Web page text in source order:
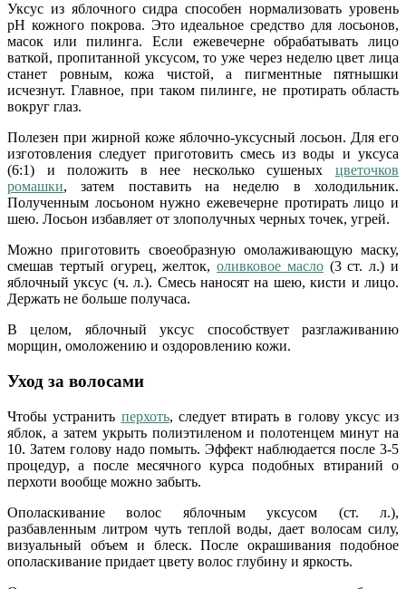
Уксус из яблочного сидра способен нормализовать уровень
рН кожного покрова. Это идеальное средство для лосьонов,
масок или пилинга. Если ежевечерне обрабатывать лицо
ваткой, пропитанной уксусом, то уже через неделю цвет лица
станет ровным, кожа чистой, а пигментные пятнышки
исчезнут. Главное, при таком пилинге, не протирать область
вокруг глаз.
Полезен при жирной коже яблочно-уксусный лосьон. Для его
изготовления следует приготовить смесь из воды и уксуса
(6:1) и положить в нее несколько сушеных цветочков
ромашки, затем поставить на неделю в холодильник.
Полученным лосьоном нужно ежевечерне протирать лицо и
шею. Лосьон избавляет от злополучных черных точек, угрей.
Можно приготовить своеобразную омолаживающую маску,
смешав тертый огурец, желток,оливковое масло(3 ст. л.) и
яблочный уксус (ч. л.). Смесь наносят на шею, кисти и лицо.
Держать не больше получаса.
В целом, яблочный уксус способствует разглаживанию
морщин, омоложению и оздоровлению кожи.
Уход за волосами
Чтобы устранить перхоть, следует втирать в голову уксус из
яблок, а затем укрыть полиэтиленом и полотенцем минут на
10. Затем голову надо помыть. Эффект наблюдается после 3-5
процедур, а после месячного курса подобных втираний о
перхоти вообще можно забыть.
Ополаскивание волос яблочным уксусом (ст. л.),
разбавленным литром чуть теплой воды, дает волосам силу,
визуальный объем и блеск. После окрашивания подобное
ополаскивание придает цвету волос глубину и яркость.